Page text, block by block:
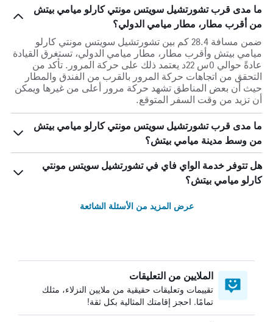
ما مدى قرب تشورتشيل سويتس مونتي كارلو ميامي بيتش
من أقرب مطار، مطار ميامي الدولي؟
ضمن مسافة 28.4 كم بين تشورتشيل سويتس مونتي كارلو
ميامي بيتش وأقرب مطار، مطار ميامي الدولي، تستغرق القيادة
عادةً حوالي 0س 22د يعتمد ذلك على حركة المرور. تأكد من
التحقق من اتجاهات حركة المرور بالقرب من الفندق والمطار
حيث أن بعض المناطق تشهد حركة مرور أعلى من غيرها ويمكن
أن تزيد من وقت السفر المتوقع.
ما مدى قرب تشورتشيل سويتس مونتي كارلو ميامي بيتش
من وسط مدينة ميامي بيتش؟
هل تتوفر خدمة الواي فاي في تشورتشيل سويتس مونتي
كارلو ميامي بيتش؟
عرض المزيد من الأسئلة الشائعة
الملايين من التعليقات
تقييمات وتعليقات حقيقية من ملايين النزلاء، مثلك
تمامًا. احجز إقامتك المثالية بكل ثقة!